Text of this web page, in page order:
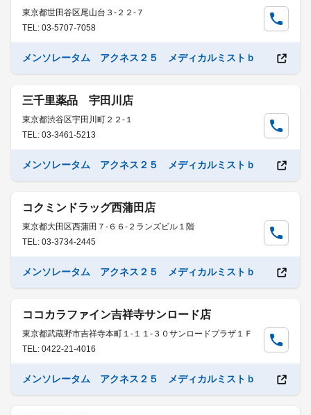
東京都世田谷区尾山台３-２２-７
TEL: 03-5707-7058
メンソレータム アクネス２５ メディカルミストｂ
三千里薬品 宇田川店
東京都渋谷区宇田川町２２-１
TEL: 03-3461-5213
メンソレータム アクネス２５ メディカルミストｂ
コクミンドラッグ西蒲田店
東京都大田区西蒲田７-６６-２ランズビル１階
TEL: 03-3734-2445
メンソレータム アクネス２５ メディカルミストｂ
ココカラファイン吉祥寺サンロード店
東京都武蔵野市吉祥寺本町１-１１-３０サンロードプラザ１Ｆ
TEL: 0422-21-4016
メンソレータム アクネス２５ メディカルミストｂ